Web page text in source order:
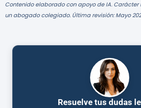
Contenido elaborado con apoyo de IA. Carácter
un abogado colegiado. Última revisión: Mayo
Resuelve tus dudas